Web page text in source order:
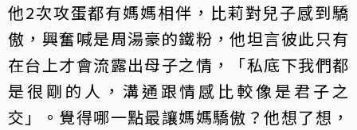
他2次攻蛋都有媽媽相伴，比莉對兒子感到驕
傲，興奮喊是周湯豪的鐵粉，他坦言彼此只有
在台上才會流露出母子之情，「私底下我們都
是很剛的人，溝通跟情感比較像是君子之
交」。覺得哪一點最讓媽媽驕傲？他想了想，